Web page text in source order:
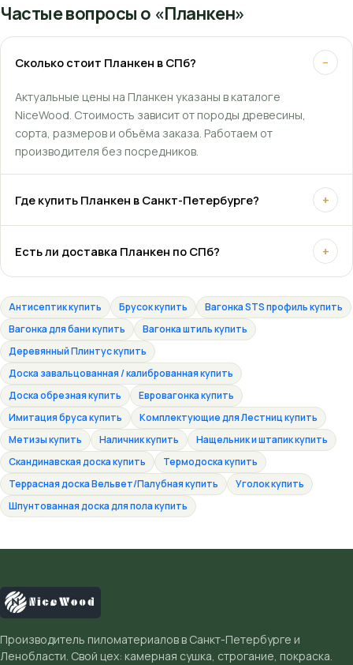
Частые вопросы о «Планкен»
Сколько стоит Планкен в СПб? −
Актуальные цены на Планкен указаны в каталоге
NiceWood. Стоимость зависит от породы древесины,
сорта, размеров и объёма заказа. Работаем от
производителя без посредников.
Где купить Планкен в Санкт-Петербурге? +
Есть ли доставка Планкен по СПб? +
Антисептик купить Брусок купить
Вагонка STS профиль купить
Вагонка для бани купить
Вагонка штиль купить
Деревянный Плинтус купить
Доска завальцованная / калиброванная купить
Доска обрезная купить
Евровагонка купить
Имитация бруса купить
Комплектующие для Лестниц купить
Метизы купить
Наличник купить
Нащельник и штапик купить
Скандинавская доска купить
Термодоска купить
Террасная доска Вельвет/Палубная купить
Уголок купить
Шпунтованная доска для пола купить
Производитель пиломатериалов в Санкт-Петербурге и
Ленобласти. Свой цех: камерная сушка, строгание, покраска.